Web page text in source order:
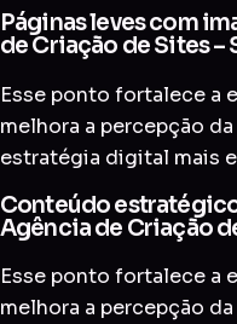
Páginas leves com
de Criação de Sites –
Esse ponto fortalece a
melhora a percepção
estratégia digital mais
Conteúdo
Agência de Criação
Esse ponto fortalece a
melhora a percepção